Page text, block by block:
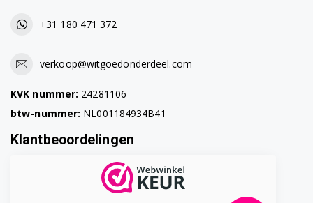
+31 180 471 372
verkoop@witgoedonderdeel.com
KVK nummer: 24281106
btw-nummer: NL001184934B41
Klantbeoordelingen